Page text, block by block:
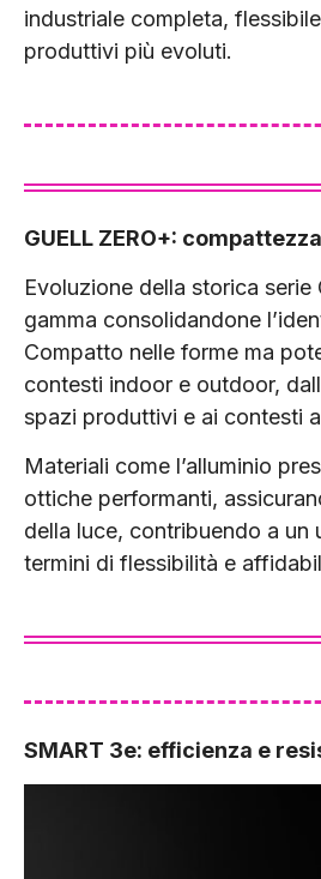
industriale completa,
produttivi più evoluti.
GUELL ZERO+:
Evoluzione della storica serie
gamma consolidandone
Compatto nelle forme ma
contesti indoor e outdoor,
spazi produttivi e ai contesti
Materiali come l’alluminio
ottiche performanti,
della luce, contribuendo a un
termini di flessibilità e
SMART 3e: efficienza e